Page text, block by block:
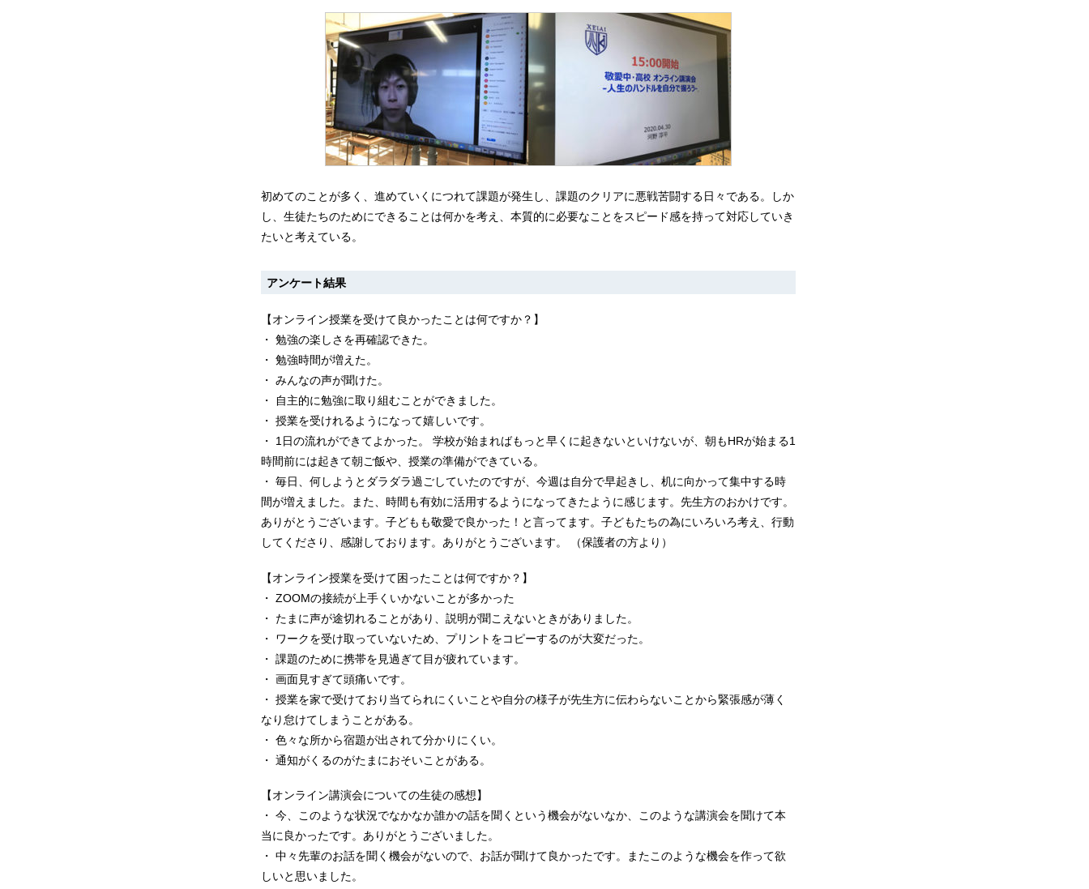
初めてのことが多く、進めていくにつれて課題が発生し、課題のクリアに悪戦苦闘する日々である。しか
し、生徒たちのためにできることは何かを考え、本質的に必要なことをスピード感を持って対応していき
たいと考えている。
アンケート結果
【オンライン授業を受けて良かったことは何ですか？】
・ 勉強の楽しさを再確認できた。
・ 勉強時間が増えた。
・ みんなの声が聞けた。
・ 自主的に勉強に取り組むことができました。
・ 授業を受けれるようになって嬉しいです。
・ 1日の流れができてよかった。 学校が始まればもっと早くに起きないといけないが、朝もHRが始まる1
時間前には起きて朝ご飯や、授業の準備ができている。
・ 毎日、何しようとダラダラ過ごしていたのですが、今週は自分で早起きし、机に向かって集中する時
間が増えました。また、時間も有効に活用するようになってきたように感じます。先生方のおかけです。
ありがとうございます。子どもも敬愛で良かった！と言ってます。子どもたちの為にいろいろ考え、行動
してくださり、感謝しております。ありがとうございます。 （保護者の方より）
【オンライン授業を受けて困ったことは何ですか？】
・ ZOOMの接続が上手くいかないことが多かった
・ たまに声が途切れることがあり、説明が聞こえないときがありました。
・ ワークを受け取っていないため、プリントをコピーするのが大変だった。
・ 課題のために携帯を見過ぎて目が疲れています。
・ 画面見すぎて頭痛いです。
・ 授業を家で受けており当てられにくいことや自分の様子が先生方に伝わらないことから緊張感が薄く
なり怠けてしまうことがある。
・ 色々な所から宿題が出されて分かりにくい。
・ 通知がくるのがたまにおそいことがある。
【オンライン講演会についての生徒の感想】
・ 今、このような状況でなかなか誰かの話を聞くという機会がないなか、このような講演会を聞けて本
当に良かったです。ありがとうございました。
・ 中々先輩のお話を聞く機会がないので、お話が聞けて良かったです。またこのような機会を作って欲
しいと思いました。